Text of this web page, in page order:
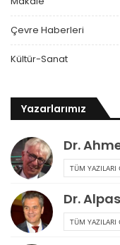
Çevre Haberleri
Kültür-Sanat
Yazarlarımız
Dr.
TÜM YAZILARI
Dr.
TÜM YAZILARI